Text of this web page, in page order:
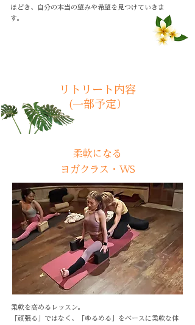
ほどき、自分の本当の望みや希望を見つけていきま
す。
柔軟になる
ヨガクラス・WS
柔軟を高めるレッスン。
「頑張る」ではなく、「ゆるめる」をベースに柔軟な体
リトリート内容
(一部予定）